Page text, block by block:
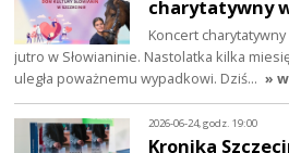
charytatywny
Koncert
jutro w Słowianinie. Nastolatka kilka
uległa poważnemu wypadkowi. Dziś… »
2026-06-24, godz. 19:00
Kronika